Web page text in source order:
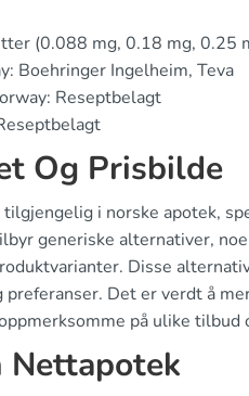
(0.088 mg, 0.18 mg, 0.25
Boehringer Ingelheim, Teva
Reseptbelagt
Og Prisbilde
i norske apotek,
generiske alternativer,
Disse
preferanser. Det er verdt å
på ulike tilbud
Nettapotek